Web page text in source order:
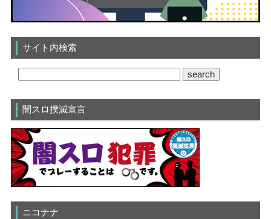
サイト内検索
闇スロ撲滅宣言
ニコナナ